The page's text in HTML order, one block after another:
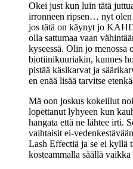
Okei just kun luin tätä
irronneen ripsen… nyt
jos tätä on käynyt jo
olla sattumaa vaan
kyseessä. Olin jo menossa
biotiinikuuriakin, kunnes
pistää käsikarvat ja
en enää lisää tarvitse
Mä oon joskus kokeillut
lopettanut lyhyeen kun
hangata että ne lähtee irti.
vaihtaisit ei-
Lash Effectiä ja se ei kyllä
kosteammalla säällä